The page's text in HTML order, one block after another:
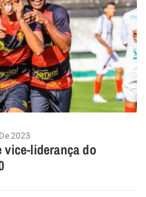
2023
vice-liderança do